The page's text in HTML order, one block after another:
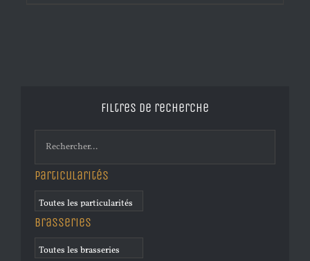
Filtres de recherche
Particularités
Brasseries